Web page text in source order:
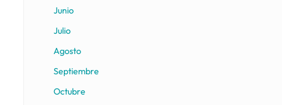
Junio
Julio
Agosto
Septiembre
Octubre